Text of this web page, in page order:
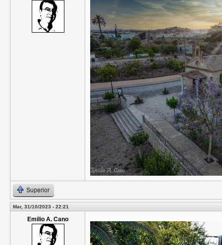
Superior
Mar, 31/10/2023 - 22:21
Emilio A. Cano